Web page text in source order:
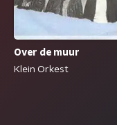
Over de muur
Klein Orkest